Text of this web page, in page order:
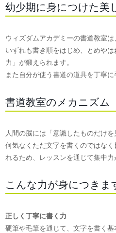
幼少期に身につけた美
ウィズダムアカデミーの書道教室
いずれも書き順をはじめ、とめや
力」が鍛えられます。
また自分が使う書道の道具を丁寧
書道教室のメカニズム
人間の脳には「意識したものだけ
何気なくただ文字を書くのではな
れるため、レッスンを通じて集中力
こんな力が身につきま
正しく丁寧に書く力
硬筆や毛筆を通じて、文字を書く基